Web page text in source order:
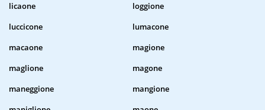
licaone
loggione
luccicone
lumacone
macaone
magione
maglione
magone
maneggione
mangione